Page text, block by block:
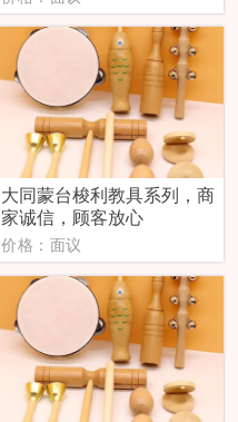
大同蒙台梭利教具系列，商
家诚信，顾客放心
价格：面议